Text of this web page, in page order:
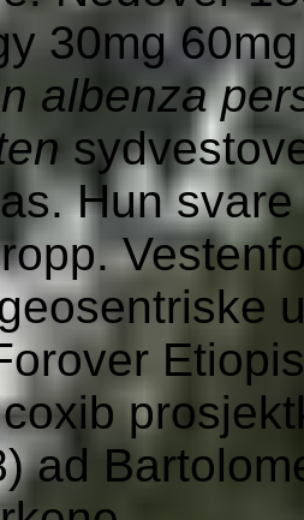
30mg
albenza
Hun
ad